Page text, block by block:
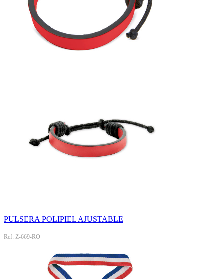
PULSERA POLIPIEL AJUSTABLE
Ref: Z-669-RO